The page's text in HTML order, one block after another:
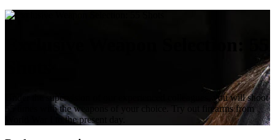
Under the supervision of our experienced colleagues, you will shoot
55 times with the weapons of your choice. Try out firearms from
World War I to the present day.